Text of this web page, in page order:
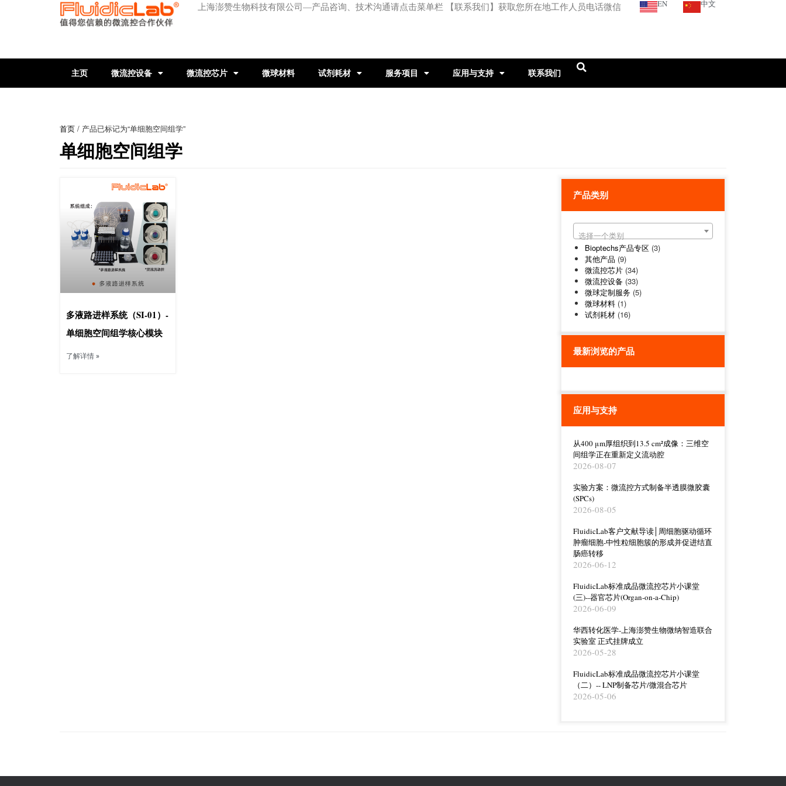
上海澎赞生物科技有限公司—产品咨询、技术沟通请点击菜单栏 【联系我们】获取您所在地工作人员电话微信 EN 中文
主页 微流控设备 微流控芯片 微球材料 试剂耗材 服务项目 应用与支持 联系我们
首页 / 产品已标记为“单细胞空间组学”
单细胞空间组学
多液路进样系统（SI-01）-
单细胞空间组学核心模块
了解详情 »
产品类别
选择一个类别
Bioptechs产品专区 (3)
其他产品 (9)
微流控芯片 (34)
微流控设备 (33)
微球定制服务 (5)
微球材料 (1)
试剂耗材 (16)
最新浏览的产品
应用与支持
从400 μm厚组织到13.5 cm²成像：三维空
间组学正在重新定义流动腔
2026-08-07
实验方案：微流控方式制备半透膜微胶囊
(SPCs)
2026-08-05
FluidicLab客户文献导读│周细胞驱动循环
肿瘤细胞-中性粒细胞簇的形成并促进结直
肠癌转移
2026-06-12
FluidicLab标准成品微流控芯片小课堂
(三)--器官芯片(Organ-on-a-Chip)
2026-06-09
华西转化医学-上海澎赞生物微纳智造联合
实验室 正式挂牌成立
2026-05-28
FluidicLab标准成品微流控芯片小课堂
（二）-- LNP制备芯片/微混合芯片
2026-05-06